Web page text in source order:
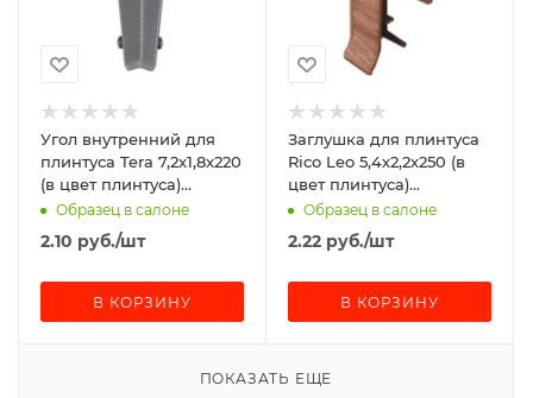
Угол внутренний для
плинтуса Tera 7,2x1,8x220
(в цвет плинтуса)
(отдельно от покрытия
не продаются!)
Образец в салоне
2.10 руб./шт
В КОРЗИНУ
Заглушка для плинтуса
Rico Leo 5,4х2,2х250 (в
цвет плинтуса)
(отдельно от покрытия
не продаются!)
Образец в салоне
2.22 руб./шт
В КОРЗИНУ
ПОКАЗАТЬ ЕЩЕ